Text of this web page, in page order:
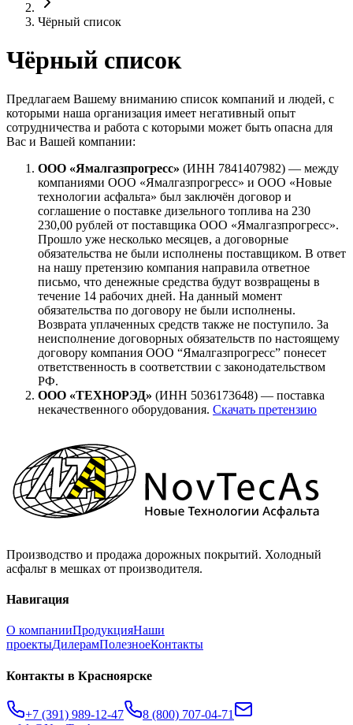
Чёрный список
Чёрный список
Предлагаем Вашему вниманию список компаний и людей, с
которыми наша организация имеет негативный опыт
сотрудничества и работа с которыми может быть опасна для
Вас и Вашей компании:
ООО «Ямалгазпрогресс» (ИНН 7841407982) — между
компаниями ООО «Ямалгазпрогресс» и ООО «Новые
технологии асфальта» был заключён договор и
соглашение о поставке дизельного топлива на 230
230,00 рублей от поставщика ООО «Ямалгазпрогресс».
Прошло уже несколько месяцев, а договорные
обязательства не были исполнены поставщиком. В ответ
на нашу претензию компания направила ответное
письмо, что денежные средства будут возвращены в
течение 14 рабочих дней. На данный момент
обязательства по договору не были исполнены.
Возврата уплаченных средств также не поступило. За
неисполнение договорных обязательств по настоящему
договору компания ООО “Ямалгазпрогресс” понесет
ответственность в соответствии с законодательством
РФ.
ООО «ТЕХНОРЭД» (ИНН 5036173648) — поставка
некачественного оборудования. Скачать претензию
Производство и продажа дорожных покрытий. Холодный
асфальт в мешках от производителя.
Навигация
О компанииПродукцияНаши
проектыДилерамПолезноеКонтакты
Контакты в Красноярске
+7 (391) 989-12-47
8 (800) 707-04-71